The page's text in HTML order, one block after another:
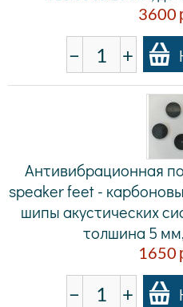
3600
− +
Антивибрационная
speaker feet -
шипы акустических
толшина 5
1650
− +